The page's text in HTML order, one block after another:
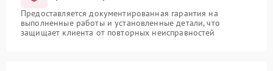
Предоставляется документированная гарантия на
выполненные работы и установленные детали, что
защищает клиента от повторных неисправностей